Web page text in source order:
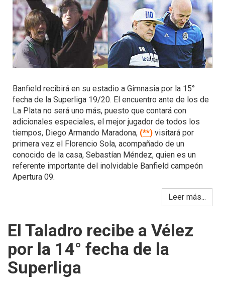
Banfield recibirá en su estadio a Gimnasia por la 15°
fecha de la Superliga 19/20. El encuentro ante de los de
La Plata no será uno más, puesto que contará con
adicionales especiales, el mejor jugador de todos los
tiempos, Diego Armando Maradona, (**) visitará por
primera vez el Florencio Sola, acompañado de un
conocido de la casa, Sebastían Méndez, quien es un
referente importante del inolvidable Banfield campeón
Apertura 09.
Leer más...
El Taladro recibe a Vélez
por la 14° fecha de la
Superliga